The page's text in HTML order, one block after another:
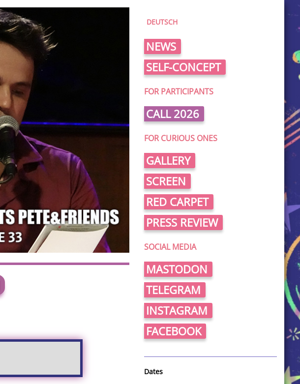
DEUTSCH
NEWS
SELF-CONCEPT
FOR PARTICIPANTS
CALL 2026
FOR CURIOUS ONES
GALLERY
SCREEN
RED CARPET
PRESS REVIEW
SOCIAL MEDIA
MASTODON
TELEGRAM
INSTAGRAM
FACEBOOK
Dates